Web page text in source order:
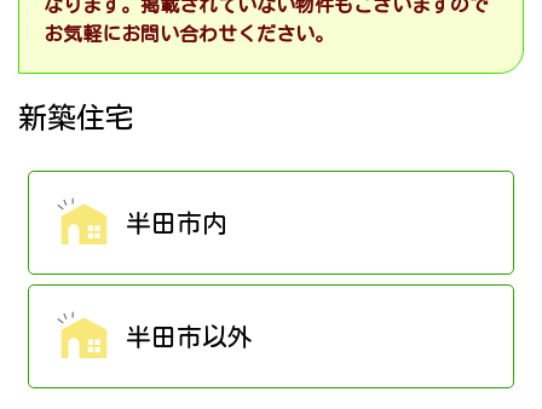
なります。掲載されていない物件もございますので
お気軽にお問い合わせください。
新築住宅
半田市内
半田市以外